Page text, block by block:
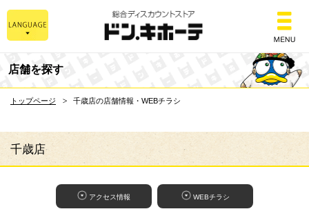
総合ディスカウント
店舗を探す
トップページ 千歳店の店舗情報・WEBチラシ
千歳店
アクセス情報 WEBチラシ